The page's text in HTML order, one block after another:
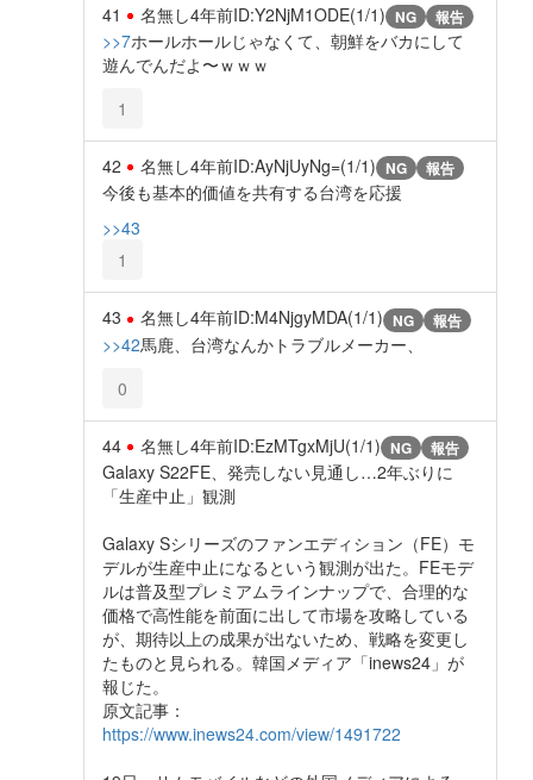
41 名無し4年前ID:Y2NjM1ODE(1/1) NG 報告
>>7ホールホールじゃなくて、朝鮮をバカにして
遊んでんだよ〜ｗｗｗ
1
42 名無し4年前ID:AyNjUyNg=(1/1) NG 報告
今後も基本的価値を共有する台湾を応援
>>43
1
43 名無し4年前ID:M4NjgyMDA(1/1) NG 報告
>>42馬鹿、台湾なんかトラブルメーカー、
0
44 名無し4年前ID:EzMTgxMjU(1/1) NG 報告
Galaxy S22FE、発売しない見通し…2年ぶりに
「生産中止」観測
Galaxy Sシリーズのファンエディション（FE）モ
デルが生産中止になるという観測が出た。FEモデ
ルは普及型プレミアムラインナップで、合理的な
価格で高性能を前面に出して市場を攻略している
が、期待以上の成果が出ないため、戦略を変更し
たものと見られる。韓国メディア「inews24」が
報じた。
原文記事：
https://www.inews24.com/view/1491722